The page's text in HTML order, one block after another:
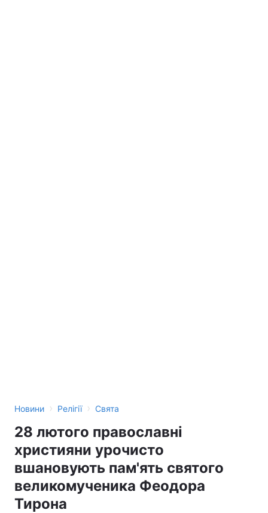
Новини › Релігії › Свята
28 лютого православні
християни урочисто
вшановують пам'ять святого
великомученика Феодора
Тирона